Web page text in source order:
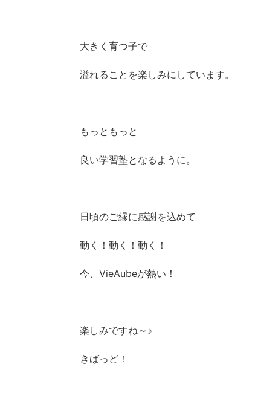
大きく育つ子で
溢れることを楽しみにしています。
もっともっと
良い学習塾となるように。
日頃のご縁に感謝を込めて
動く！動く！動く！
今、VieAubeが熱い！
楽しみですね～♪
きばっど！